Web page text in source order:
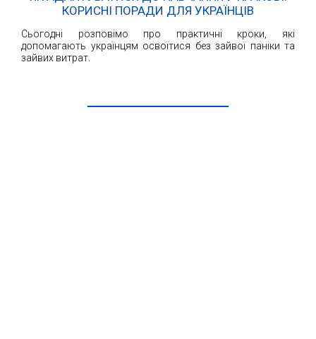
КОРИСНІ ПОРАДИ ДЛЯ УКРАЇНЦІВ
Сьогодні розповімо про практичні кроки, які
допомагають українцям освоїтися без зайвої паніки та
зайвих витрат.